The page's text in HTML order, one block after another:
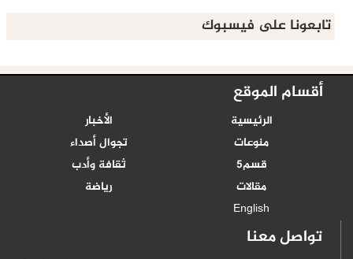
تابعونا على فيسبوك
أقسام الموقع
الرئيسية
الأخبار
منوعات
تجوال أصداء
قسم5
ثقافة وأدب
مقالات
رياضة
English
تواصل معنا